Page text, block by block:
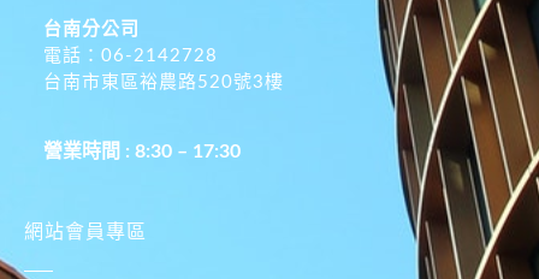
台南分公司
電話：06-2142728
台南市東區裕農路520號3樓
營業時間 : 8:30 – 17:30
網站會員專區